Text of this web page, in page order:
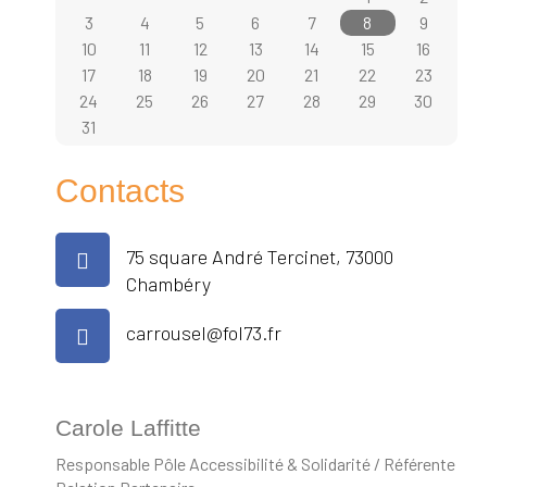
3
4 5 6 7 8
9
10
11 12 13 14 15
16
17
18 19 20 21 22
23
24
25 26 27 28 29
30
31
Contacts
75 square André Tercinet, 73000
Chambéry
carrousel@fol73.fr
Carole Laffitte
Responsable Pôle Accessibilité & Solidarité / Référente